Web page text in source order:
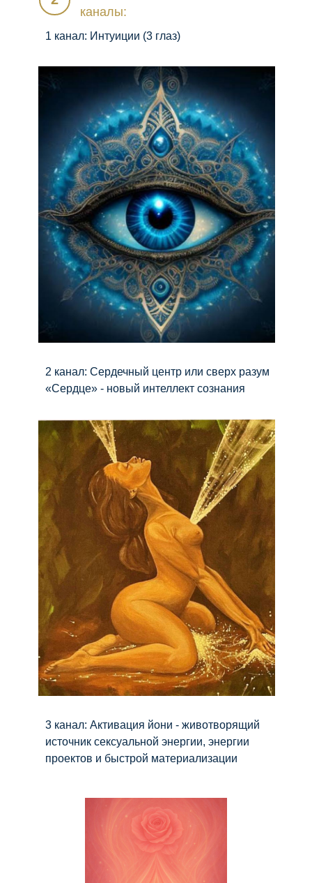
каналы:
1 канал: Интуиции (3 глаз)
2 канал: Сердечный центр или сверх разум
«Сердце» - новый интеллект сознания
3 канал: Активация йони - животворящий
источник сексуальной энергии, энергии
проектов и быстрой материализации